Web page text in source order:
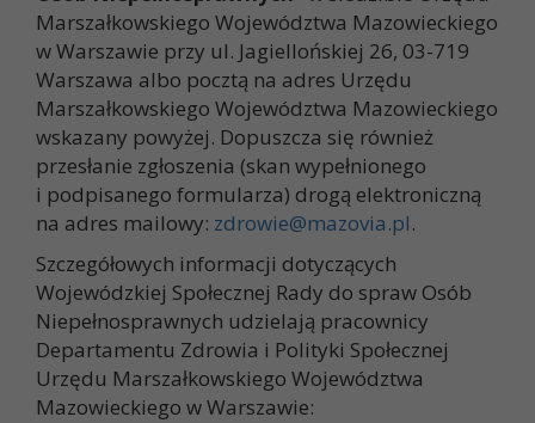
Marszałkowskiego Województwa Mazowieckiego
w Warszawie przy ul. Jagiellońskiej 26, 03-719
Warszawa albo pocztą na adres Urzędu
Marszałkowskiego Województwa Mazowieckiego
wskazany powyżej. Dopuszcza się również
przesłanie zgłoszenia (skan wypełnionego
i podpisanego formularza) drogą elektroniczną
na adres mailowy: zdrowie@mazovia.pl.
Szczegółowych informacji dotyczących
Wojewódzkiej Społecznej Rady do spraw Osób
Niepełnosprawnych udzielają pracownicy
Departamentu Zdrowia i Polityki Społecznej
Urzędu Marszałkowskiego Województwa
Mazowieckiego w Warszawie: